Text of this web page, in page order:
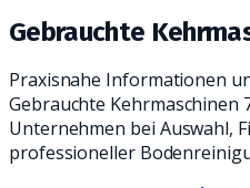
Gebrauchte
Praxisnahe Informationen
Gebrauchte Kehrmaschinen
Unternehmen bei Auswahl,
professioneller